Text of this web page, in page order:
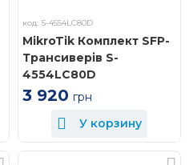
код: S-4554LC80D
MikroTik Комплект SFP-
Трансиверів S-
4554LC80D
3 920 грн
У корзину